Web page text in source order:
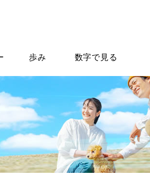
歩み 数字で見る